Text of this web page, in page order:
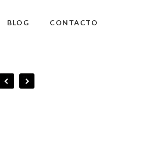
BLOG CONTACTO